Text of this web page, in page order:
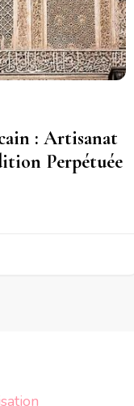
: Artisanat
Perpétuée